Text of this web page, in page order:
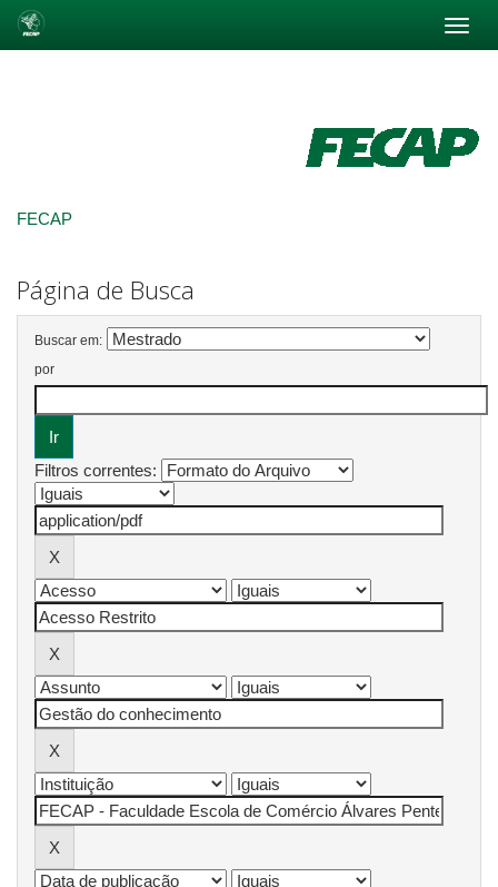
FECAP
Página de Busca
Buscar em:
por
Filtros correntes: